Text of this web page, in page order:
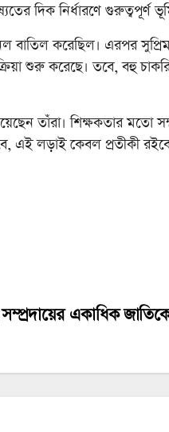
দিক নির্ধারণে গুরুত্বপূর্ণ
বাতিল করেছিল। এরপর
শুরু করেছে। তবে, বহু
তাঁরা। শিক্ষকতার মতো
এই লড়াই কেবল প্রতীকী
একাধিক